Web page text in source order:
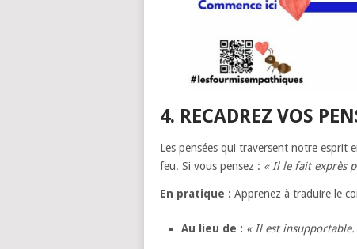
4. RECADREZ VOS
Les pensées qui traversent notre esprit
feu. Si vous pensez : « Il le fait exprès
En pratique : Apprenez à traduire le
Au lieu de : « Il est insupportable.